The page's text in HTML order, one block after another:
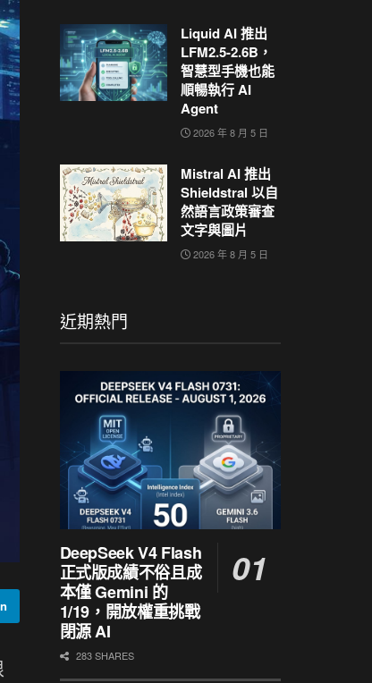
Liquid AI 推出
LFM2.5-2.6B，
智慧型手機也能
順暢執行 AI
Agent
2026 年 8 月 5 日
Mistral AI 推出
Shieldstral 以自
然語言政策審查
文字與圖片
2026 年 8 月 5 日
近期熱門
DeepSeek V4 Flash
正式版成績不俗且成
本僅 Gemini 的
1/19，開放權重挑戰
閉源 AI
283 SHARES